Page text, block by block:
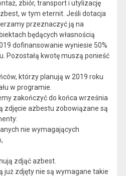
zbiór, transport i utylizację
w tym eternit. Jeśli dotacja
przeznaczyć ją na
będących własnością
dofinansowanie wyniesie 50%
Pozostałą kwotę muszą ponieść
którzy planują w 2019 roku
w programie.
zakończyć do końca września
zdjęcie azbestu zobowiązane są
nie wymagających
zdjąć azbest.
już zdjęty nie są wymagane takie